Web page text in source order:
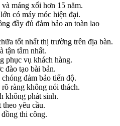
máng xối hơn 15 năm.
có máy móc hiện đại.
đầy đủ đảm bảo an toàn lao
tốt nhất thị trường trên địa bàn.
tận tâm nhất.
phục vụ khách hàng.
đào tạo bài bản.
đảm bảo tiến độ.
ràng không nói thách.
không phát sinh.
yêu cầu.
thi công.